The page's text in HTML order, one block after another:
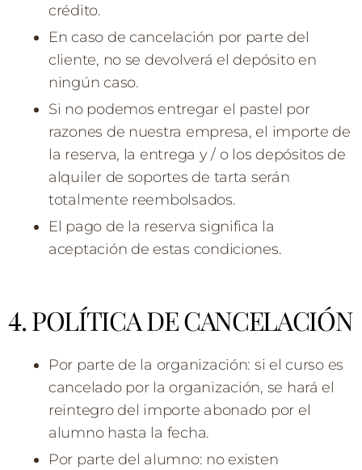
crédito.
En caso de cancelación por parte del
cliente, no se devolverá el depósito en
ningún caso.
Si no podemos entregar el pastel por
razones de nuestra empresa, el importe de
la reserva, la entrega y / o los depósitos de
alquiler de soportes de tarta serán
totalmente reembolsados.
El pago de la reserva significa la
aceptación de estas condiciones.
4. POLÍTICA DE CANCELACIÓN
Por parte de la organización: si el curso es
cancelado por la organización, se hará el
reintegro del importe abonado por el
alumno hasta la fecha.
Por parte del alumno: no existen